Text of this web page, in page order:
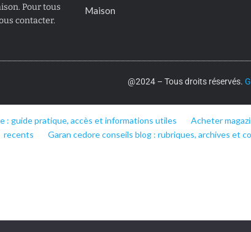
Pour tous
contacter.
Maison
@2024 – Tous droits réservés.
: guide pratique, accès et informations utiles Acheter
recents
Garan cedore conseils blog : rubriques, archives et